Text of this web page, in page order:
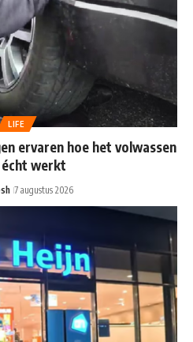
LIFE
ervaren hoe het volwassen
écht werkt
7 augustus 2026